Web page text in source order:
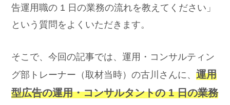
告運用職の 1 日の業務の流れを教えてください」
という質問をよくいただきます。
そこで、今回の記事では、運用・コンサルティン
グ部トレーナー（取材当時）の古川さんに、運用
型広告の運用・コンサルタントの 1 日の業務